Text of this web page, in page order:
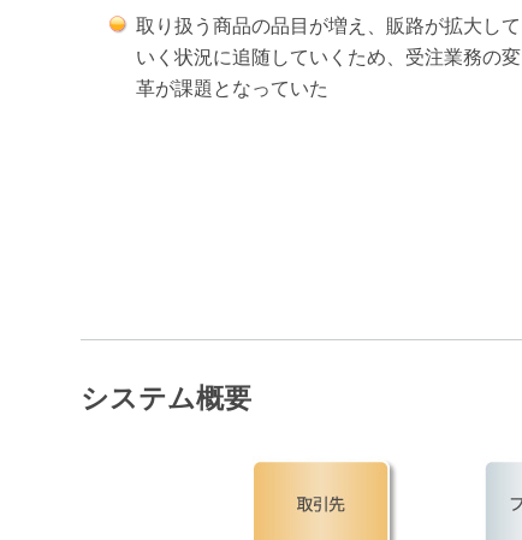
取り扱う商品の品目が増え、販路が拡大して
いく状況に追随していくため、受注業務の変
革が課題となっていた
システム概要